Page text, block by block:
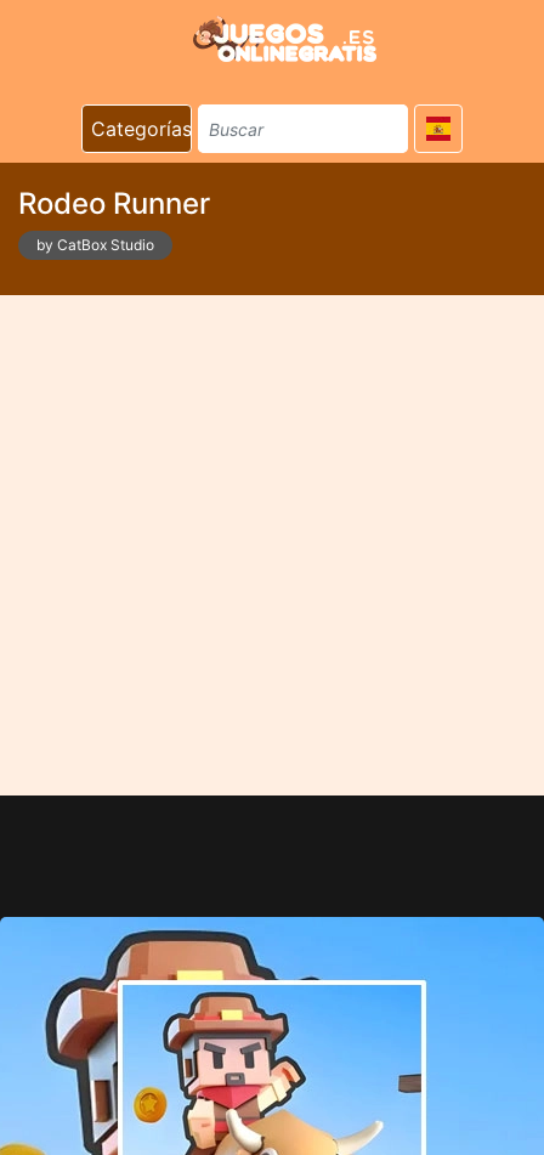
Categorías
Rodeo Runner
by CatBox Studio